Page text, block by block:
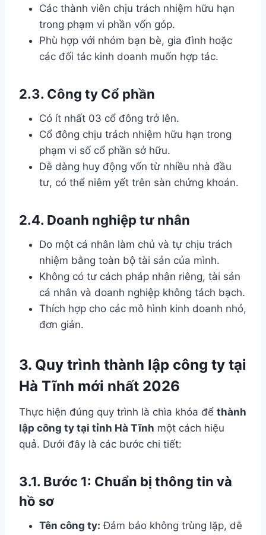
Các thành viên chịu trách nhiệm hữu hạn
trong phạm vi phần vốn góp.
Phù hợp với nhóm bạn bè, gia đình hoặc
các đối tác kinh doanh muốn hợp tác.
2.3. Công ty Cổ phần
Có ít nhất 03 cổ đông trở lên.
Cổ đông chịu trách nhiệm hữu hạn trong
phạm vi số cổ phần sở hữu.
Dễ dàng huy động vốn từ nhiều nhà đầu
tư, có thể niêm yết trên sàn chứng khoán.
2.4. Doanh nghiệp tư nhân
Do một cá nhân làm chủ và tự chịu trách
nhiệm bằng toàn bộ tài sản của mình.
Không có tư cách pháp nhân riêng, tài sản
cá nhân và doanh nghiệp không tách bạch.
Thích hợp cho các mô hình kinh doanh nhỏ,
đơn giản.
3. Quy trình thành lập công ty tại
Hà Tĩnh mới nhất 2026
Thực hiện đúng quy trình là chìa khóa để thành
lập công ty tại tỉnh Hà Tĩnh một cách hiệu
quả. Dưới đây là các bước chi tiết:
3.1. Bước 1: Chuẩn bị thông tin và
hồ sơ
Tên công ty: Đảm bảo không trùng lặp, dễ